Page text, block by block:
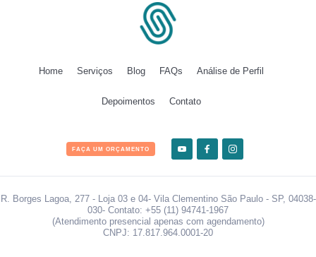
Home Serviços Blog FAQs Análise de Perfil
Depoimentos Contato
FAÇA UM ORÇAMENTO
R. Borges Lagoa, 277 - Loja 03 e 04- Vila Clementino São Paulo - SP, 04038-
030- Contato: +55 (11) 94741-1967
(Atendimento presencial apenas com agendamento)
CNPJ: 17.817.964.0001-20